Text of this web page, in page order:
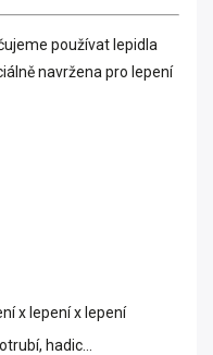
používat lepidla
navržena pro lepení
x lepení x lepení
hadic...